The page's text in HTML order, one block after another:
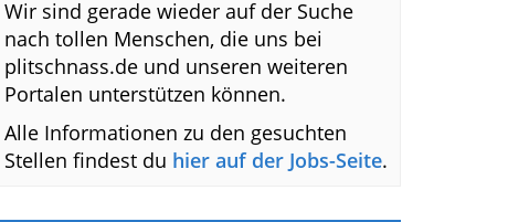
Wir sind gerade wieder auf der Suche
nach tollen Menschen, die uns bei
plitschnass.de und unseren weiteren
Portalen unterstützen können.
Alle Informationen zu den gesuchten
Stellen findest du hier auf der Jobs-Seite.